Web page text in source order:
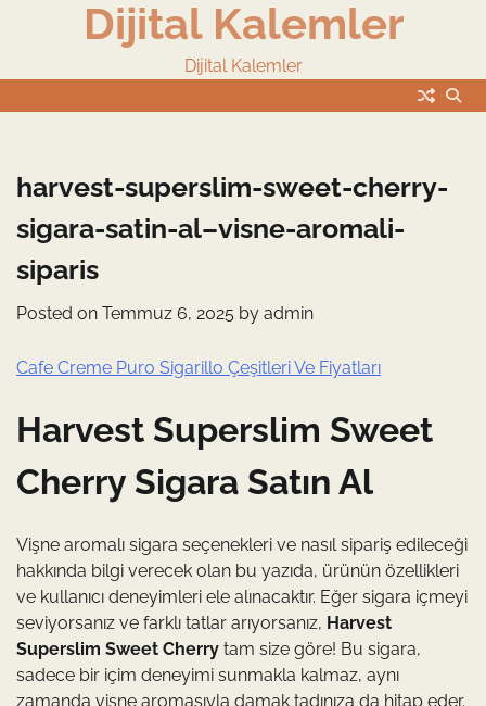
Dijital Kalemler
Dijital Kalemler
harvest-superslim-sweet-cherry-
sigara-satin-al–visne-aromali-
siparis
Posted on Temmuz 6, 2025 by admin
Cafe Creme Puro Sigarillo Çeşitleri Ve Fiyatları
Harvest Superslim Sweet
Cherry Sigara Satın Al
Vişne aromalı sigara seçenekleri ve nasıl sipariş edileceği
hakkında bilgi verecek olan bu yazıda, ürünün özellikleri
ve kullanıcı deneyimleri ele alınacaktır. Eğer sigara içmeyi
seviyorsanız ve farklı tatlar arıyorsanız, Harvest
Superslim Sweet Cherry tam size göre! Bu sigara,
sadece bir içim deneyimi sunmakla kalmaz, aynı
zamanda vişne aromasıyla damak tadınıza da hitap eder.